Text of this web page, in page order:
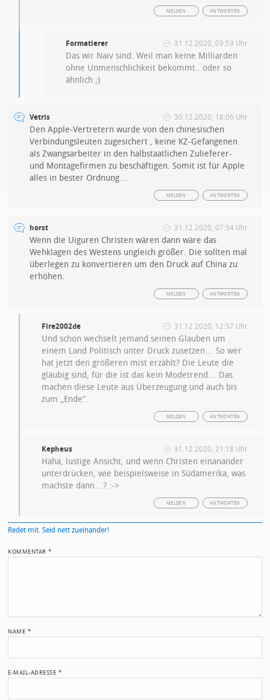
ANTWORTEN
MELDEN
Formatierer 31.12.2020, 09:59 Uhr
Das wir Naiv sind. Weil man keine Milliarden
ohne Unmenschlichkeit bekommt.. oder so
ähnlich ;)
Vetris 30.12.2020, 18:06 Uhr
Den Apple-Vertretern wurde von den chinesischen
Verbindungsleuten zugesichert , keine KZ-Gefangenen
als Zwangsarbeiter in den halbstaatlichen Zulieferer-
und Montagefirmen zu beschäftigen. Somit ist für Apple
alles in bester Ordnung…
ANTWORTEN
MELDEN
horst 31.12.2020, 07:34 Uhr
Wenn die Uiguren Christen wären dann wäre das
Wehklagen des Westens ungleich größer. Die sollten mal
überlegen zu konvertieren um den Druck auf China zu
erhöhen.
ANTWORTEN
MELDEN
Fire2002de 31.12.2020, 12:57 Uhr
Und schon wechselt jemand seinen Glauben um
einem Land Politisch unter Druck zusetzen… So wer
hat jetzt den größeren mist erzählt? Die Leute die
gläubig sind, für die ist das kein Modetrend… Das
machen diese Leute aus Überzeugung und auch bis
zum „Ende“.
ANTWORTEN
MELDEN
Kepheus 31.12.2020, 21:18 Uhr
Haha, lustige Ansicht, und wenn Christen einanander
unterdrücken, wie beispielsweise in Südamerika, was
machste dann…? :->
ANTWORTEN
MELDEN
Redet mit. Seid nett zueinander!
KOMMENTAR*
NAME *
E-MAIL-ADRESSE *